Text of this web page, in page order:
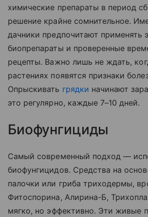
химические препараты в период
решение крайне сомнительное.
дачники предпочитают применять
биопрепараты и проверенные
рецепты. Важно лишь не ждать,
растениях появятся признаки
Опрыскивать грядки начинают
это регулярно, каждые 7–10 дней.
Биофунгициды
Самый современный подход —
биофунгицидов. Средства на
палочки или гриба триходермы,
Фитоспорина, Алирина-Б,
мягко, но эффективно. Эти живые